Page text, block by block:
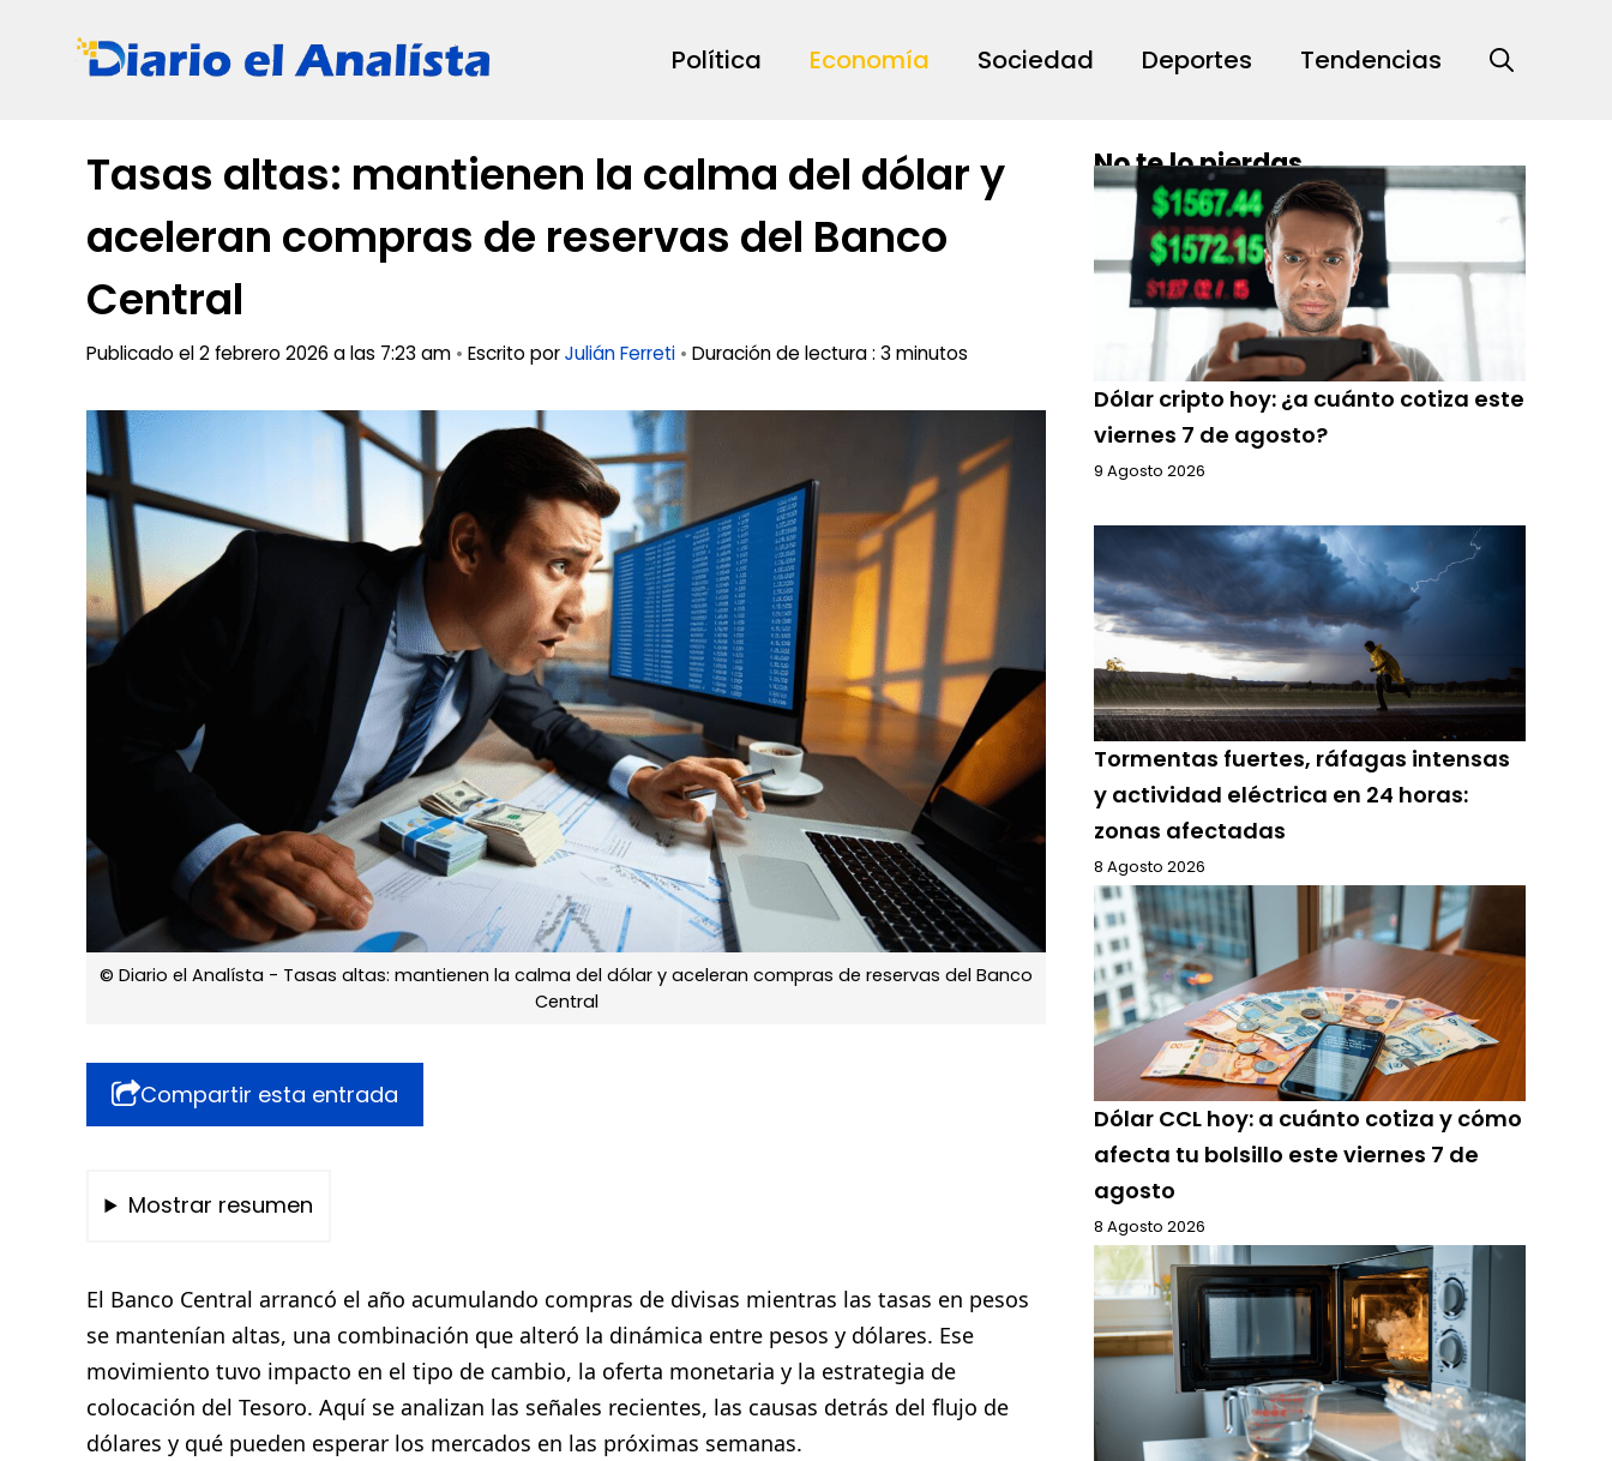
Política Economía Sociedad Deportes Tendencias
Tasas altas: mantienen la calma del dólar y
aceleran compras de reservas del Banco
Central
Publicado el 2 febrero 2026 a las 7:23 am • Escrito porJulián Ferreti • Duración de lectura : 3 minutos
© Diario el Analísta - Tasas altas: mantienen la calma del dólar y aceleran compras de reservas del Banco
Central
Compartir esta entrada
Mostrar resumen
El Banco Central arrancó el año acumulando compras de divisas mientras las tasas en pesos
se mantenían altas, una combinación que alteró la dinámica entre pesos y dólares. Ese
movimiento tuvo impacto en el tipo de cambio, la oferta monetaria y la estrategia de
colocación del Tesoro. Aquí se analizan las señales recientes, las causas detrás del flujo de
dólares y qué pueden esperar los mercados en las próximas semanas.
No te lo pierdas
Dólar cripto hoy: ¿a cuánto cotiza este
viernes 7 de agosto?
9 Agosto 2026
Tormentas fuertes, ráfagas intensas
y actividad eléctrica en 24 horas:
zonas afectadas
8 Agosto 2026
Dólar CCL hoy: a cuánto cotiza y cómo
afecta tu bolsillo este viernes 7 de
agosto
8 Agosto 2026